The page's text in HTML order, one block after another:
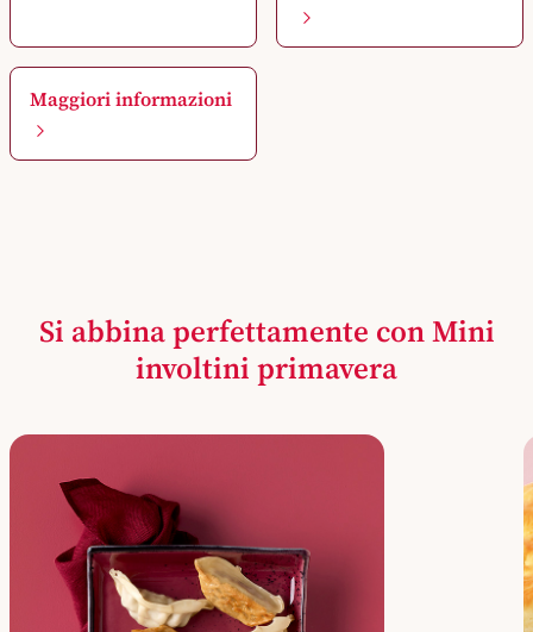
Maggiori informazioni
Si abbina perfettamente con Mini
involtini primavera